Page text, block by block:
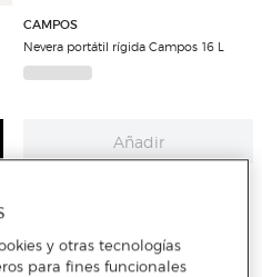
CAMPOS
Nevera portátil rígida Campos 16 L
Añadir
y otras tecnologías
para fines funcionales